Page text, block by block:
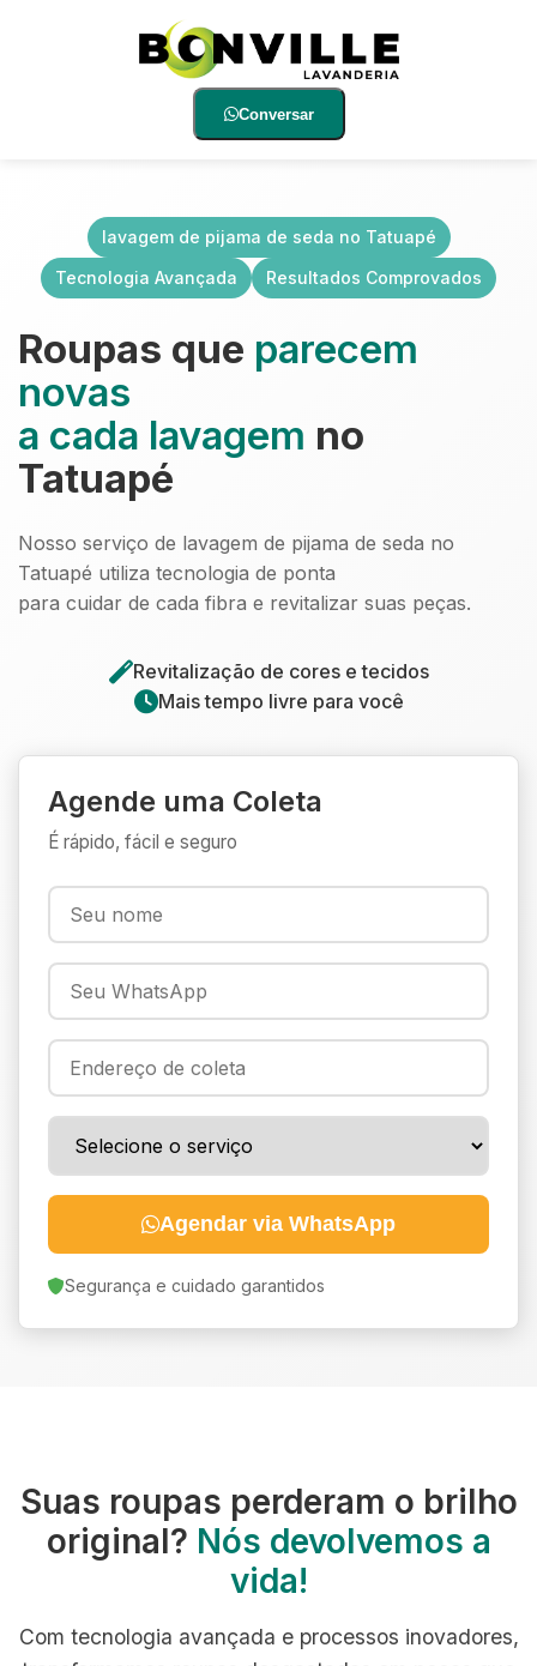
Conversar
lavagem de pijama de seda no Tatuapé
Tecnologia Avançada
Resultados Comprovados
Roupas que parecem
novas
a cada lavagem no
Tatuapé
Nosso serviço de lavagem de pijama de seda no
Tatuapé utiliza tecnologia de ponta
para cuidar de cada fibra e revitalizar suas peças.
Revitalização de cores e tecidos
Mais tempo livre para você
Agende uma Coleta
É rápido, fácil e seguro
Agendar via WhatsApp
Segurança e cuidado garantidos
Suas roupas perderam o brilho
original? Nós devolvemos a
vida!
Com tecnologia avançada e processos inovadores,